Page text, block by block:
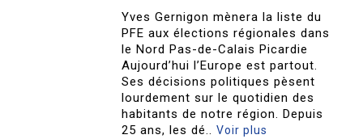
Yves Gernigon mènera la liste du
PFE aux élections régionales dans
le Nord Pas-de-Calais Picardie
Aujourd’hui l’Europe est partout.
Ses décisions politiques pèsent
lourdement sur le quotidien des
habitants de notre région. Depuis
25 ans, les dé..Voir plus